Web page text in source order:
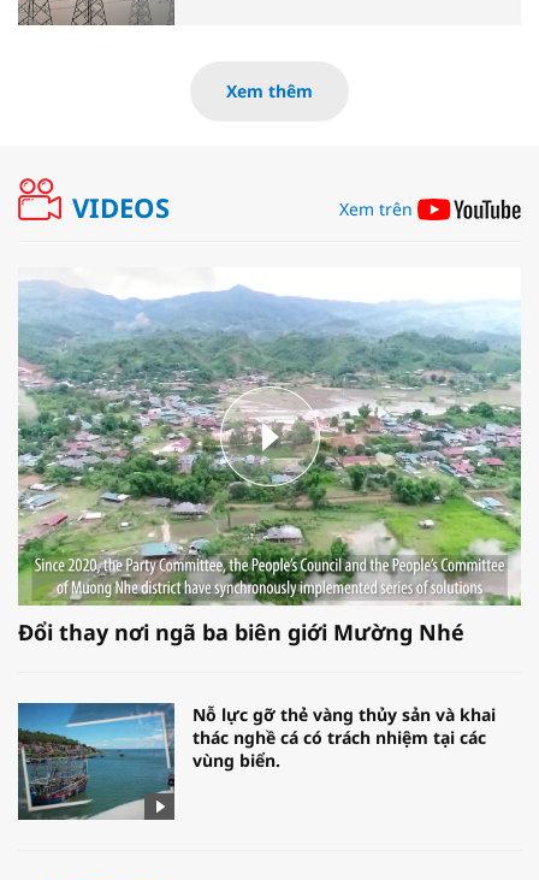
Xem thêm
VIDEOS Xem trên
Đổi thay nơi ngã ba biên giới Mường Nhé
Nỗ lực gỡ thẻ vàng thủy sản và khai
thác nghề cá có trách nhiệm tại các
vùng biển.